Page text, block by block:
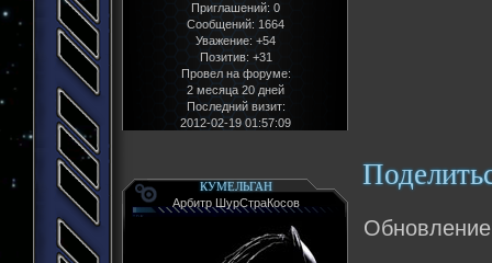
Приглашений: 0
Сообщений: 1664
Уважение: +54
Позитив: +31
Провел на форуме:
2 месяца 20 дней
Последний визит:
2012-02-19 01:57:09
КУМЕЛЬГАН
Арбитр ШурСтраКосов